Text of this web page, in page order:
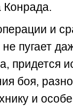
Конрада.
и
пугает
придется
боя,
и